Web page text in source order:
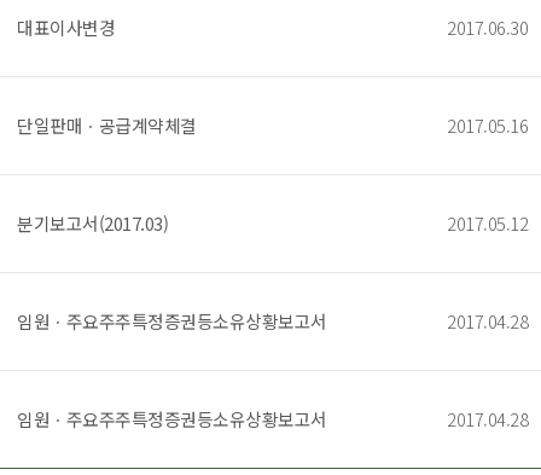
대표이사변경 2017.06.30
단일판매ㆍ공급계약체결 2017.05.16
분기보고서(2017.03) 2017.05.12
임원ㆍ주요주주특정증권등소유상황보고서 2017.04.28
임원ㆍ주요주주특정증권등소유상황보고서 2017.04.28